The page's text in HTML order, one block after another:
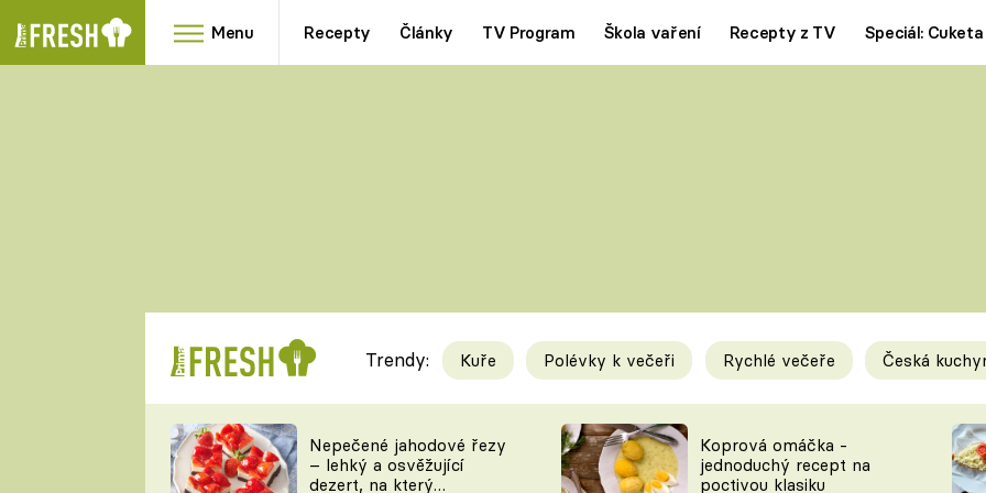
Menu Recepty Články TV Program Škola vaření Recepty z TV Speciál: Cuketa
RYCHLOVKY
Videorecepty
TEĎ VAŘÍ ŠÉF!
Tipy a triky
KAM ZA JÍDLEM
Trendy: Kuře Polévky k večeři Rychlé večeře Česká
Nepečené jahodové řezy
– lehký a osvěžující
dezert, na který
Koprová omáčka -
jednoduchý recept na
poctivou klasiku